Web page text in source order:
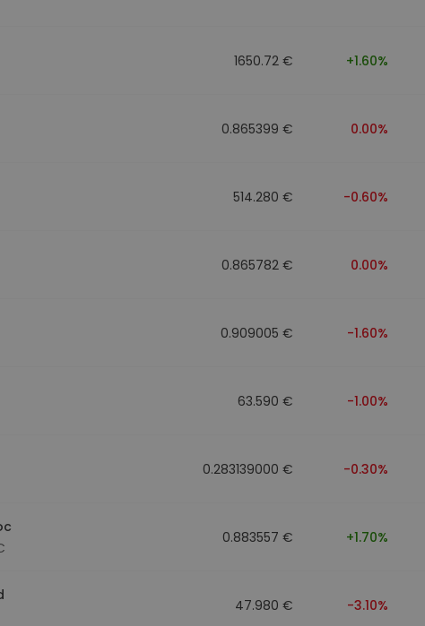
1650.72 € +1.60%
0.865399 € 0.00%
514.280 € -0.60%
0.865782 € 0.00%
0.909005 € -1.60%
63.590 € -1.00%
0.283139000 € -0.30%
0.883557 € +1.70%
47.980 € -3.10%